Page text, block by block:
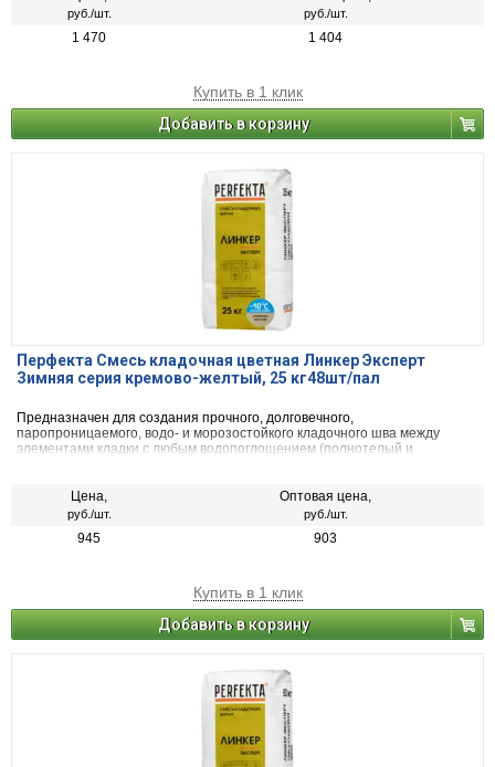
руб./шт. руб./шт.
1 470 1 404
Купить в 1 клик
Добавить в корзину
Перфекта Смесь кладочная цветная Линкер Эксперт
Зимняя серия кремово-желтый, 25 кг48шт/пал
Предназначен для создания прочного, долговечного,
паропроницаемого, водо- и морозостойкого кладочного шва между
элементами кладки с любым водопоглощением (полнотелый и
натурального камня) с одновременной декоративной расшивкой швов
Цена,
руб./шт.
Оптовая цена,
руб./шт.
945 903
Купить в 1 клик
Добавить в корзину